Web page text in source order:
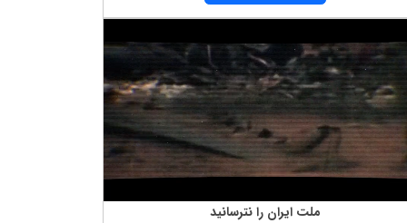
ملت ایران را نترسانید